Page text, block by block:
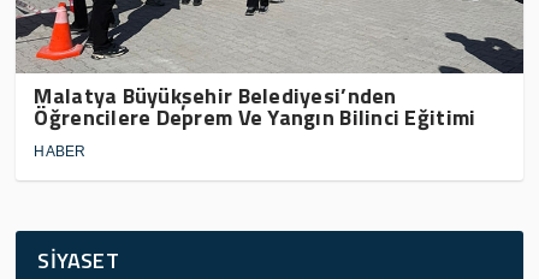
Malatya Büyükşehir Belediyesi’nden
Öğrencilere Deprem Ve Yangın Bilinci Eğitimi
HABER
SİYASET